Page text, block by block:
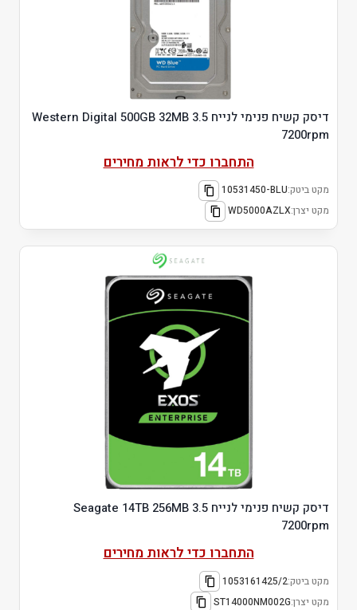
דיסק קשיח פנימי לנייח 3.5 Western Digital 500GB 32MB
7200rpm
התחברו כדי לראות מחירים
מקט ביטק:10531450-BLU
מקט יצרן:‎WD5000AZLX
דיסק קשיח פנימי לנייח 3.5 Seagate 14TB 256MB
7200rpm
התחברו כדי לראות מחירים
מקט ביטק:1053161425/2
מקט יצרן:ST14000NM002G